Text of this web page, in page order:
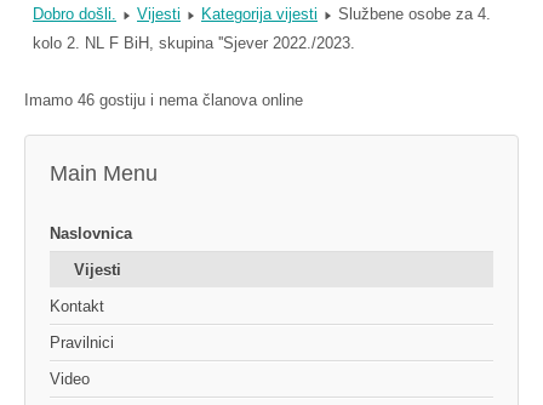
Dobro došli. Vijesti Kategorija vijesti
Službene osobe za 4.
kolo 2. NL F BiH, skupina ''Sjever 2022./2023.
Imamo 46 gostiju i nema članova online
Main Menu
Naslovnica
Vijesti
Kontakt
Pravilnici
Video